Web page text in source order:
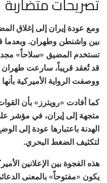
تصريحات متضاربة
ومع عودة إيران إلى إغلاق
بين واشنطن وطهران. وبعدما
تستخدم المضيق «سلاحاً»
قد تُعقد قريباً، سارعت طهران
ووصفت الرواية الأميركية
متجهة إلى إيران، في مؤشر
الهدنة باعتبارها عودة إلى
لتكثيف الضغط البحري.
هذه الفجوة بين الإعلانين
يكون «مفتوحاً» بالمعنى